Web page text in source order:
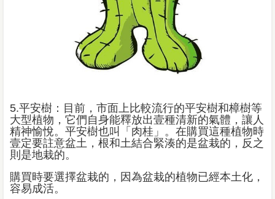
5.平安樹：目前，市面上比較流行的平安樹和樟樹等
大型植物，它們自身能釋放出壹種清新的氣體，讓人
精神愉悅。平安樹也叫「肉桂」。在購買這種植物時
壹定要註意盆土，根和土結合緊湊的是盆栽的，反之
則是地栽的。
購買時要選擇盆栽的，因為盆栽的植物已經本土化，
容易成活。